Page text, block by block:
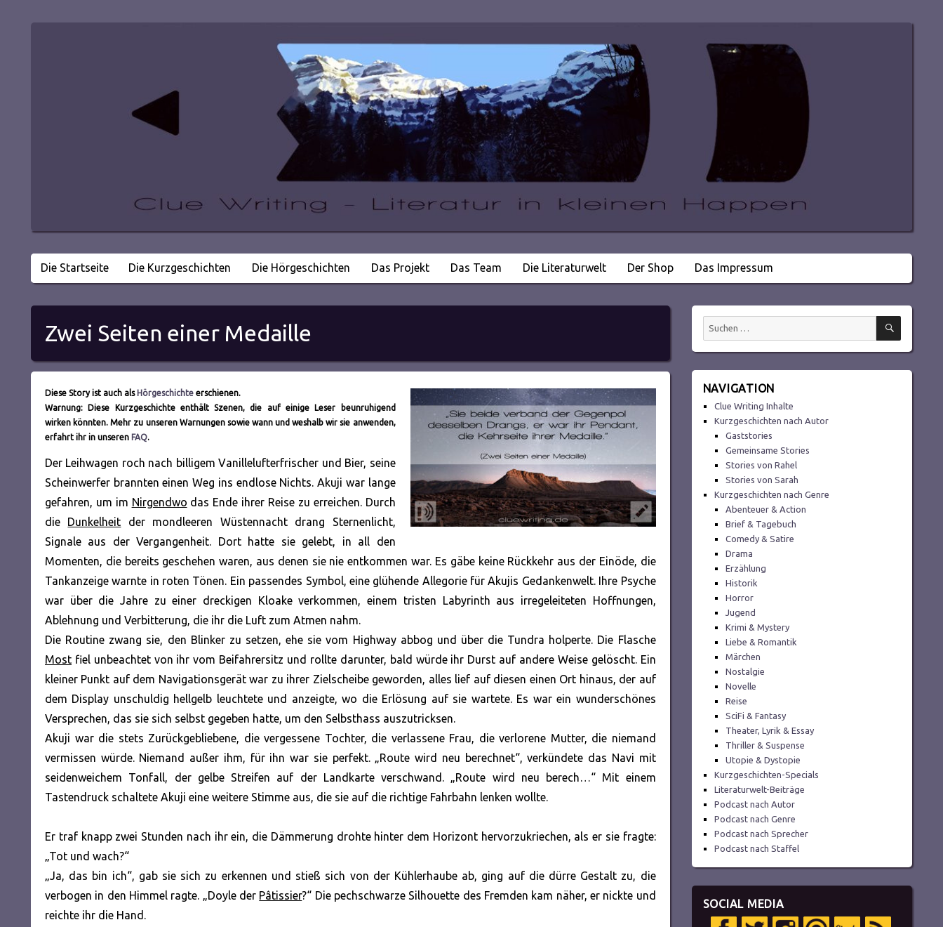
Clue Writing
Die Startseite Die Kurzgeschichten Die Hörgeschichten Das Projekt Das Team Die Literaturwelt Der Shop Das Impressum
Zwei Seiten einer Medaille
Diese Story ist auch als Hörgeschichte erschienen.
Warnung: Diese Kurzgeschichte enthält Szenen, die auf einige Leser beunruhigend
wirken könnten. Mehr zu unseren Warnungen sowie wann und weshalb wir sie anwenden,
erfahrt ihr in unseren FAQ.
Der Leihwagen roch nach billigem Vanillelufterfrischer und Bier, seine
Scheinwerfer brannten einen Weg ins endlose Nichts. Akuji war lange
gefahren, um im Nirgendwo das Ende ihrer Reise zu erreichen. Durch
die Dunkelheit der mondleeren Wüstennacht drang Sternenlicht,
Signale aus der Vergangenheit. Dort hatte sie gelebt, in all den
Momenten, die bereits geschehen waren, aus denen sie nie entkommen war. Es gäbe keine Rückkehr aus der Einöde, die
Tankanzeige warnte in roten Tönen. Ein passendes Symbol, eine glühende Allegorie für Akujis Gedankenwelt. Ihre Psyche
war über die Jahre zu einer dreckigen Kloake verkommen, einem tristen Labyrinth aus irregeleiteten Hoffnungen,
Ablehnung und Verbitterung, die ihr die Luft zum Atmen nahm.
Die Routine zwang sie, den Blinker zu setzen, ehe sie vom Highway abbog und über die Tundra holperte. Die Flasche
Most fiel unbeachtet von ihr vom Beifahrersitz und rollte darunter, bald würde ihr Durst auf andere Weise gelöscht. Ein
kleiner Punkt auf dem Navigationsgerät war zu ihrer Zielscheibe geworden, alles lief auf diesen einen Ort hinaus, der auf
dem Display unschuldig hellgelb leuchtete und anzeigte, wo die Erlösung auf sie wartete. Es war ein wunderschönes
Versprechen, das sie sich selbst gegeben hatte, um den Selbsthass auszutricksen.
Akuji war die stets Zurückgebliebene, die vergessene Tochter, die verlassene Frau, die verlorene Mutter, die niemand
vermissen würde. Niemand außer ihm, für ihn war sie perfekt. „Route wird neu berechnet“, verkündete das Navi mit
seidenweichem Tonfall, der gelbe Streifen auf der Landkarte verschwand. „Route wird neu berech…“ Mit einem
Tastendruck schaltete Akuji eine weitere Stimme aus, die sie auf die richtige Fahrbahn lenken wollte.
Er traf knapp zwei Stunden nach ihr ein, die Dämmerung drohte hinter dem Horizont hervorzukriechen, als er sie fragte:
„Tot und wach?“
„Ja, das bin ich“, gab sie sich zu erkennen und stieß sich von der Kühlerhaube ab, ging auf die dürre Gestalt zu, die
verbogen in den Himmel ragte. „Doyle der Pâtissier?“ Die pechschwarze Silhouette des Fremden kam näher, er nickte und
reichte ihr die Hand.
Suchen
SUCHEN
NAVIGATION
Clue Writing Inhalte
Kurzgeschichten nach Autor
Gaststories
Gemeinsame Stories
Stories von Rahel
Stories von Sarah
Kurzgeschichten nach Genre
Abenteuer & Action
Brief & Tagebuch
Comedy & Satire
Drama
Erzählung
Historik
Horror
Jugend
Krimi & Mystery
Liebe & Romantik
Märchen
Nostalgie
Novelle
Reise
SciFi & Fantasy
Theater, Lyrik & Essay
Thriller & Suspense
Utopie & Dystopie
Kurzgeschichten-Specials
Literaturwelt-Beiträge
Podcast nach Autor
Podcast nach Genre
Podcast nach Sprecher
Podcast nach Staffel
SOCIAL MEDIA